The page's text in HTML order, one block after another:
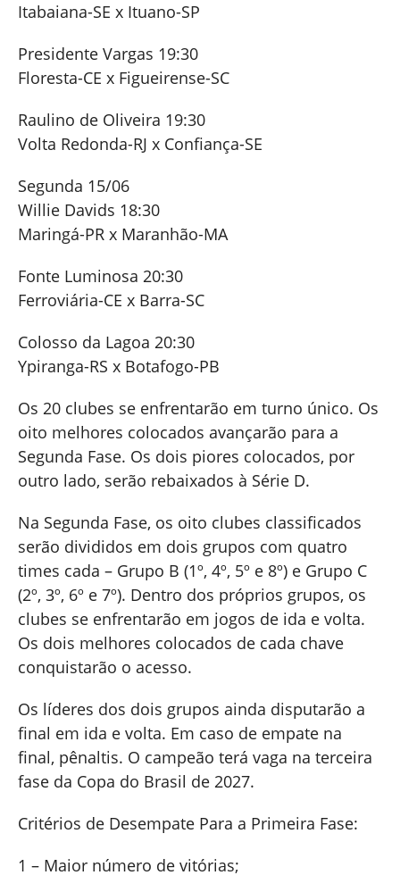
Itabaiana-SE x Ituano-SP
Presidente Vargas 19:30
Floresta-CE x Figueirense-SC
Raulino de Oliveira 19:30
Volta Redonda-RJ x Confiança-SE
Segunda 15/06
Willie Davids 18:30
Maringá-PR x Maranhão-MA
Fonte Luminosa 20:30
Ferroviária-CE x Barra-SC
Colosso da Lagoa 20:30
Ypiranga-RS x Botafogo-PB
Os 20 clubes se enfrentarão em turno único. Os
oito melhores colocados avançarão para a
Segunda Fase. Os dois piores colocados, por
outro lado, serão rebaixados à Série D.
Na Segunda Fase, os oito clubes classificados
serão divididos em dois grupos com quatro
times cada – Grupo B (1º, 4º, 5º e 8º) e Grupo C
(2º, 3º, 6º e 7º). Dentro dos próprios grupos, os
clubes se enfrentarão em jogos de ida e volta.
Os dois melhores colocados de cada chave
conquistarão o acesso.
Os líderes dos dois grupos ainda disputarão a
final em ida e volta. Em caso de empate na
final, pênaltis. O campeão terá vaga na terceira
fase da Copa do Brasil de 2027.
Critérios de Desempate Para a Primeira Fase:
1 – Maior número de vitórias;